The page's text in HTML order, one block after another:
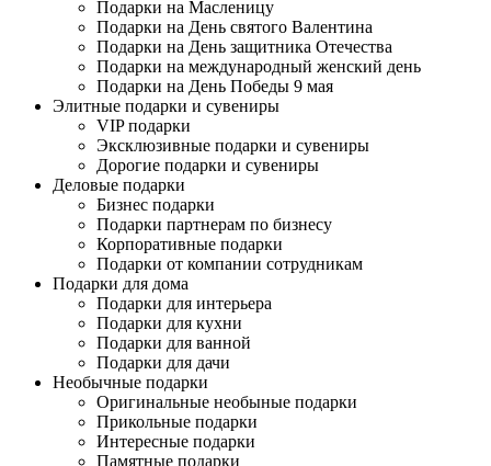
Подарки на Масленицу
Подарки на День святого Валентина
Подарки на День защитника Отечества
Подарки на международный женский день
Подарки на День Победы 9 мая
Элитные подарки и сувениры
VIP подарки
Эксклюзивные подарки и сувениры
Дорогие подарки и сувениры
Деловые подарки
Бизнес подарки
Подарки партнерам по бизнесу
Корпоративные подарки
Подарки от компании сотрудникам
Подарки для дома
Подарки для интерьера
Подарки для кухни
Подарки для ванной
Подарки для дачи
Необычные подарки
Оригинальные необыные подарки
Прикольные подарки
Интересные подарки
Памятные подарки